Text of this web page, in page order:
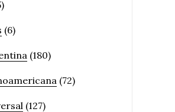
(6)
(180)
(72)
(127)